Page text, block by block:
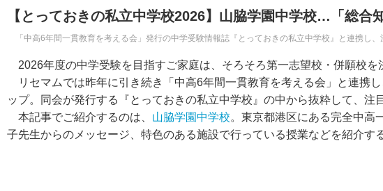
【とっておきの私立中学校2026】山脇学園中学校…「総合
「中高6年間一貫教育を考える会」発行の中学受験情報誌『とっておきの私立中学校』と連携し
2026年度の中学受験を目指すご家庭は、そろそろ第一志望校・併願校を
リセマムでは昨年に引き続き「中高6年間一貫教育を考える会」と連携
ップ。同会が発行する『とっておきの私立中学校』の中から抜粋して、注
本記事でご紹介するのは、 山脇学園中学校。東京都港区にある完全中高
子先生からのメッセージ、特色のある施設で行っている授業などを紹介する